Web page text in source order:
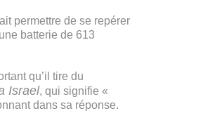
permettre de se repérer
batterie de 613
qu’il tire du
Israel, qui signifie «
dans sa réponse.